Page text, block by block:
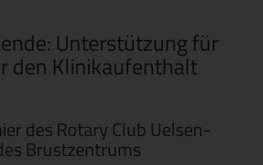
Unterstützung für
den Klinikaufenthalt
des Rotary Club Uelsen-
Brustzentrums